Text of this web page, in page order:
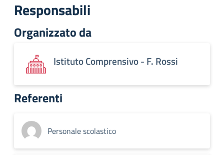
Responsabili
Organizzato da
Istituto Comprensivo - F. Rossi
Referenti
Personale scolastico